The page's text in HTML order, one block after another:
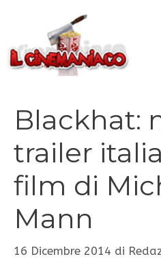
contenuto
Blackhat:
trailer
film di
Mann
16 Dicembre 2014 di